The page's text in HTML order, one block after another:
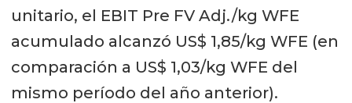
unitario, el EBIT Pre FV Adj./kg WFE
acumulado alcanzó US$ 1,85/kg WFE (en
comparación a US$ 1,03/kg WFE del
mismo período del año anterior).